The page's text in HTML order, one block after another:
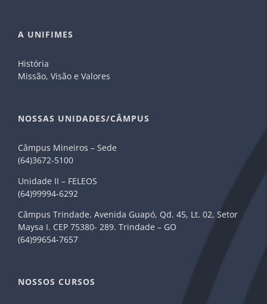
A UNIFIMES
História
Missão, Visão e Valores
NOSSAS UNIDADES/CÂMPUS
Câmpus Mineiros – Sede
(64)3672-5100
Unidade II – FELEOS
(64)99994-6292
Câmpus Trindade. Avenida Guapó, Qd. 45, Lt. 02, Setor
Maysa I. CEP 75380- 289. Trindade – GO
(64)99654-7657
NOSSOS CURSOS